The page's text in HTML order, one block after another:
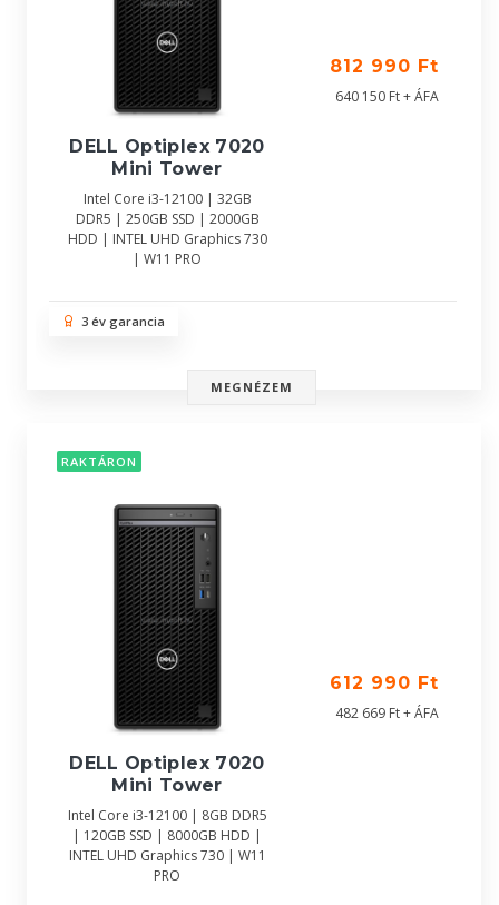
DELL Optiplex 7020
Mini Tower
Intel Core i3-12100 | 32GB
DDR5 | 250GB SSD | 2000GB
HDD | INTEL UHD Graphics 730
| W11 PRO
812 990 Ft
640 150 Ft + ÁFA
3 év garancia
MEGNÉZEM
RAKTÁRON
DELL Optiplex 7020
Mini Tower
Intel Core i3-12100 | 8GB DDR5
| 120GB SSD | 8000GB HDD |
INTEL UHD Graphics 730 | W11
PRO
612 990 Ft
482 669 Ft + ÁFA